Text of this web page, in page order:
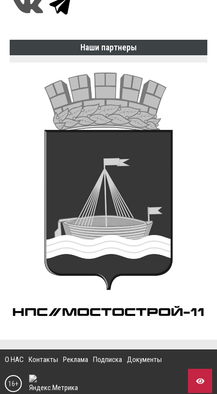
Наши партнеры
О НАС Контакты Реклама Подписка Документы
16+